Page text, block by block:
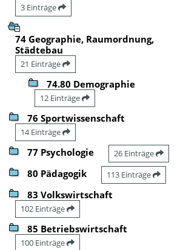
3 Einträge
74 Geographie, Raumordnung,
Städtebau
21 Einträge
74.80 Demographie
12 Einträge
76 Sportwissenschaft
14 Einträge
77 Psychologie 26 Einträge
80 Pädagogik 113 Einträge
83 Volkswirtschaft
102 Einträge
85 Betriebswirtschaft
100 Einträge